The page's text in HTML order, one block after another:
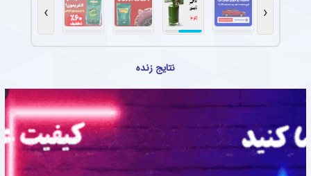
‹
›
نتایج زنده